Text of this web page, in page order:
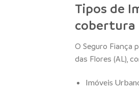
Tipos de
cobertura
O Seguro Fiança
das Flores (AL),
Imóveis